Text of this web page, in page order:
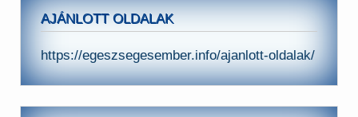
AJÁNLOTT OLDALAK
https://egeszsegesember.info/ajanlott-oldalak/